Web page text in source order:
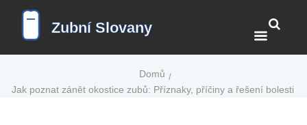
Domů
Jak poznat zánět okostice zubů: Příznaky, příčiny a řešení bolesti